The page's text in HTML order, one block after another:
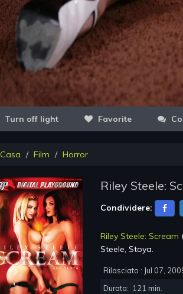
Favorite
Casa Film Horror
Riley Steele:
Condividere:
Riley Steele: Scream
Steele, Stoya.
Rilasciato : Jul 07,
Durata: 121 min.